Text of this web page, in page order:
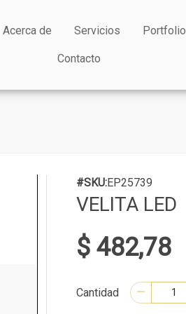
Acerca de Servicios Portfolio
Contacto
#SKU:EP25739
VELITA LED
$ 482,78
Cantidad